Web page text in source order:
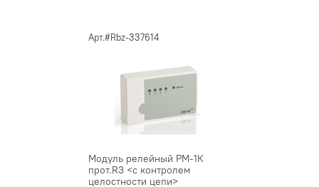
Арт.#Rbz-337614
Модуль релейный РМ-1К
прот.R3 <с контролем
целостности цепи>